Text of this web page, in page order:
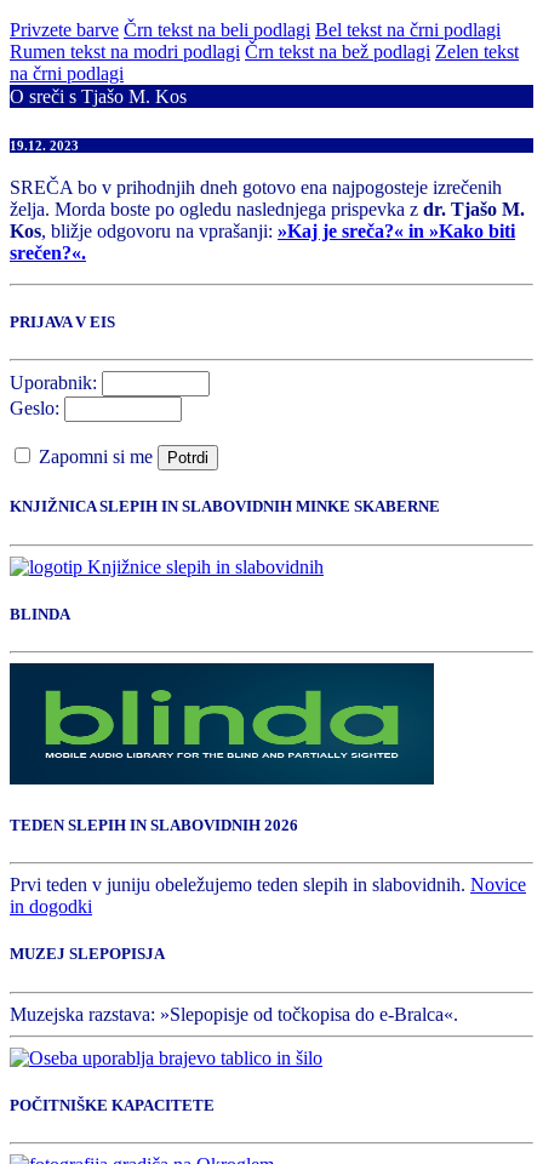
Privzete barve Črn tekst na beli podlagi Bel tekst na črni podlagi
Rumen tekst na modri podlagi Črn tekst na bež podlagi Zelen tekst
na črni podlagi
O sreči s Tjašo M. Kos
19.12. 2023
SREČA bo v prihodnjih dneh gotovo ena najpogosteje izrečenih
želja. Morda boste po ogledu naslednjega prispevka z dr. Tjašo M.
Kos, bližje odgovoru na vprašanji: »Kaj je sreča?« in »Kako biti
srečen?«.
PRIJAVA V EIS
Uporabnik:
Geslo:
Zapomni si me Potrdi
KNJIŽNICA SLEPIH IN SLABOVIDNIH MINKE SKABERNE
BLINDA
TEDEN SLEPIH IN SLABOVIDNIH 2026
Prvi teden v juniju obeležujemo teden slepih in slabovidnih. Novice
in dogodki
MUZEJ SLEPOPISJA
Muzejska razstava: »Slepopisje od točkopisa do e-Bralca«.
POČITNIŠKE KAPACITETE